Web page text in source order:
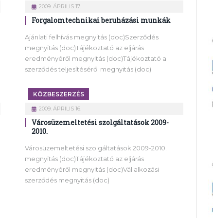
2009. ÁPRILIS 17.
Forgalomtechnikai beruházási munkák
Ajánlati felhívás megnyitás (doc)Szerződés
megnyitás (doc)Tájékoztató az eljárás
eredményéről megnyitás (doc)Tájékoztató a
szerződés teljesítéséről megnyitás (doc)
KÖZBESZERZÉS
2009. ÁPRILIS 16.
Városüzemeltetési szolgáltatások 2009-
2010.
Városüzemeltetési szolgáltatások 2009-2010.
megnyitás (doc)Tájékoztató az eljárás
eredményéről megnyitás (doc)Vállalkozási
szerződés megnyitás (doc)